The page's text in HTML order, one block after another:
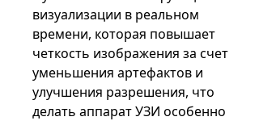
визуализации в реальном
времени, которая повышает
четкость изображения за счет
уменьшения артефактов и
улучшения разрешения, что
делать аппарат УЗИ особенно